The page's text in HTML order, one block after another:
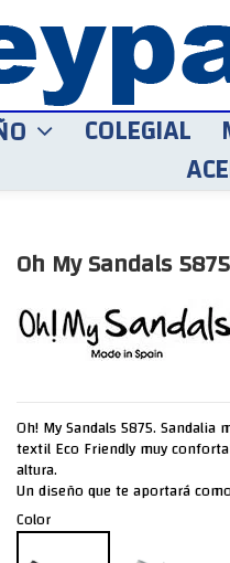
COLEGIAL
Oh My Sandals
Oh! My Sandals 5875.
textil Eco Friendly muy
altura.
Un diseño que te aportará
Color